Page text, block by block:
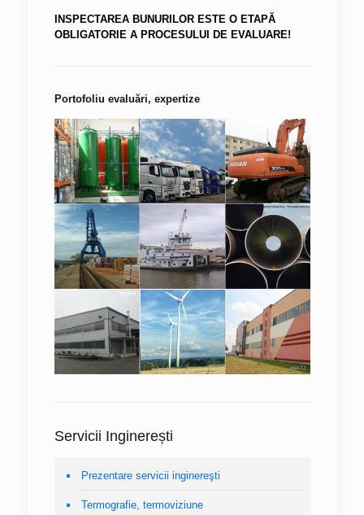
INSPECTAREA BUNURILOR ESTE O ETAPĂ
OBLIGATORIE A PROCESULUI DE EVALUARE!
Portofoliu evaluări, expertize
Servicii Inginerești
Prezentare servicii inginereşti
Termografie, termoviziune